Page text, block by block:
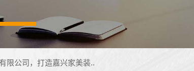
限公司，打造嘉兴家美装..